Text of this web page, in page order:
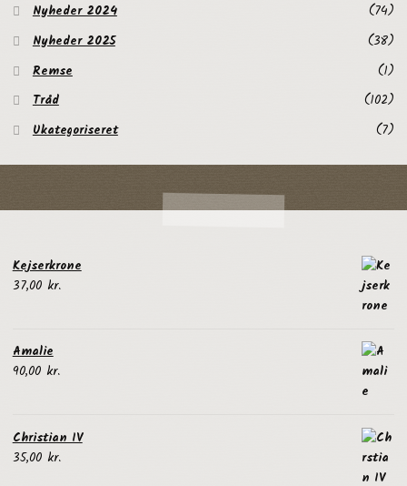
Nyheder 2024
(74)
Nyheder 2025
(38)
Remse
(1)
Tråd
(102)
Ukategoriseret
(7)
Kejserkrone
37,00 kr.
Amalie
90,00 kr.
Christian IV
35,00 kr.